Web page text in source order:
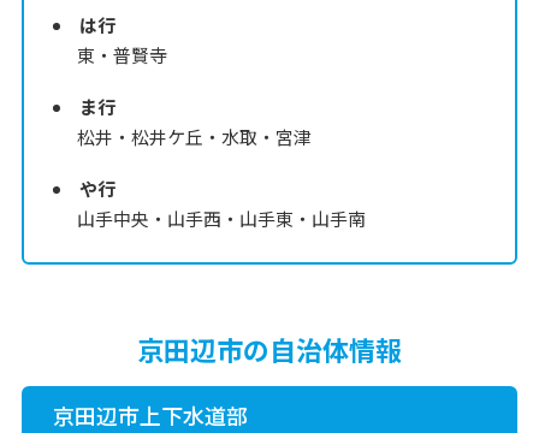
は行
東・普賢寺
ま行
松井・松井ケ丘・水取・宮津
や行
山手中央・山手西・山手東・山手南
京田辺市の自治体情報
京田辺市上下水道部